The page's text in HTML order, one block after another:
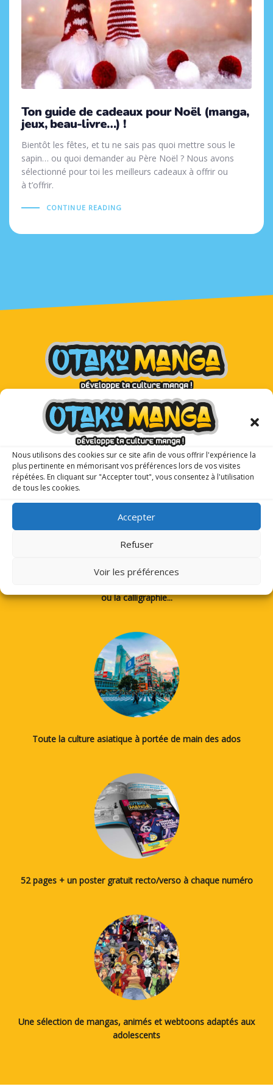
Nous utilisons des cookies sur ce site afin de vous offrir l'expérience la
plus pertinente en mémorisant vos préférences lors de vos visites
répétées. En cliquant sur "Accepter tout", vous consentez à l'utilisation
de tous les cookies.
Accepter
Refuser
Voir les préférences
Ton guide de cadeaux pour Noël (manga,
jeux, beau-livre…) !
Bientôt les fêtes, et tu ne sais pas quoi mettre sous le
sapin… ou quoi demander au Père Noël ? Nous avons
sélectionné pour toi les meilleurs cadeaux à offrir ou
à t’offrir.
CONTINUE READING
Otaku Manga : le premier
magazine manga pour les ados !
ou la calligraphie...
Toute la culture asiatique à portée de main des ados
52 pages + un poster gratuit recto/verso à chaque numéro
Une sélection de mangas, animés et webtoons adaptés aux
adolescents